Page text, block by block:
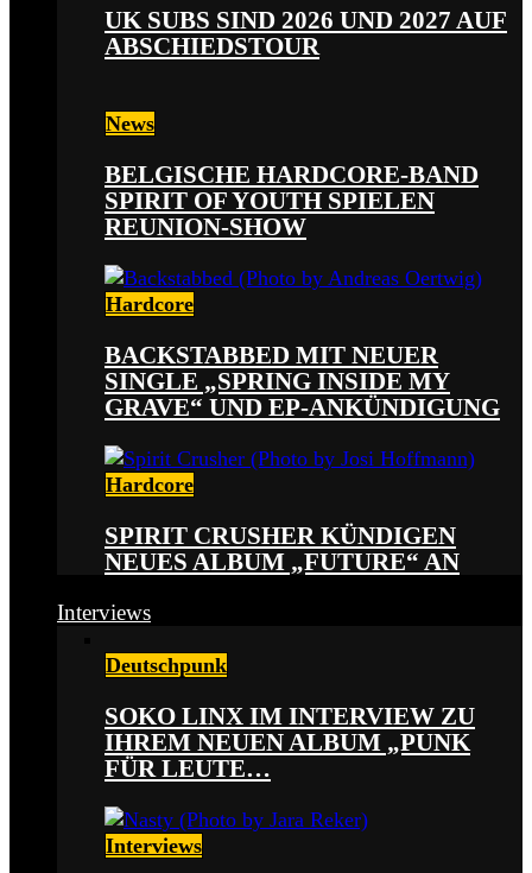
UK SUBS SIND 2026 UND 2027 AUF
ABSCHIEDSTOUR
News
BELGISCHE HARDCORE-BAND
SPIRIT OF YOUTH SPIELEN
REUNION-SHOW
Hardcore
BACKSTABBED MIT NEUER
SINGLE „SPRING INSIDE MY
GRAVE“ UND EP-ANKÜNDIGUNG
Hardcore
SPIRIT CRUSHER KÜNDIGEN
NEUES ALBUM „FUTURE“ AN
Interviews
Deutschpunk
SOKO LINX IM INTERVIEW ZU
IHREM NEUEN ALBUM „PUNK
FÜR LEUTE…
Interviews